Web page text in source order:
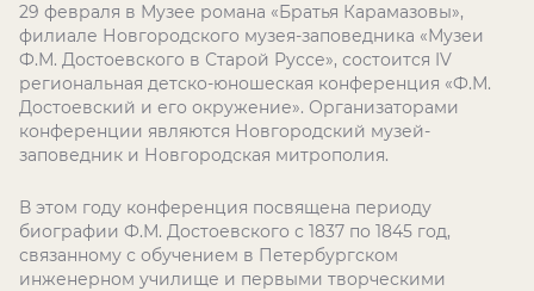
29 февраля в Музее романа «Братья Карамазовы»,
филиале Новгородского музея-заповедника «Музеи
Ф.М. Достоевского в Старой Руссе», состоится IV
региональная детско-юношеская конференция «Ф.М.
Достоевский и его окружение». Организаторами
конференции являются Новгородский музей-
заповедник и Новгородская митрополия.
В этом году конференция посвящена периоду
биографии Ф.М. Достоевского с 1837 по 1845 год,
связанному с обучением в Петербургском
инженерном училище и первыми творческими